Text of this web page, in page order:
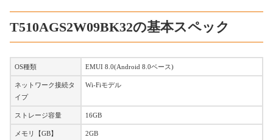
T510AGS2W09BK32の基本スペック
OS種類 EMUI 8.0(Android 8.0ベース)
ネットワーク接続タ
イプ
Wi-Fiモデル
ストレージ容量 16GB
メモリ【GB】 2GB